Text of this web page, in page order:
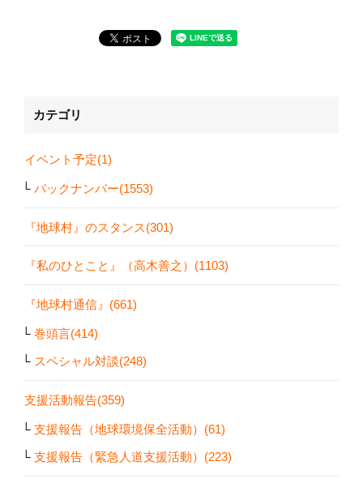
カテゴリ
イベント予定(1)
バックナンバー(1553)
『地球村』のスタンス(301)
『私のひとこと』（高木善之）(1103)
『地球村通信』(661)
巻頭言(414)
スペシャル対談(248)
支援活動報告(359)
支援報告（地球環境保全活動）(61)
支援報告（緊急人道支援活動）(223)